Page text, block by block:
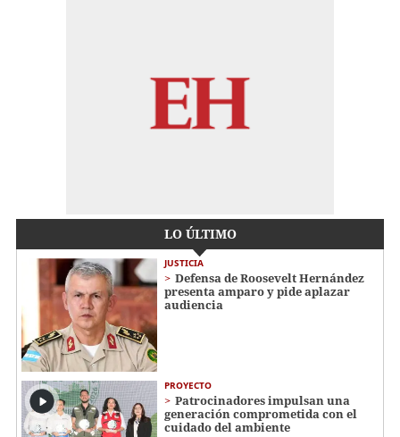
LO ÚLTIMO
JUSTICIA
Defensa de Roosevelt Hernández
presenta amparo y pide aplazar
audiencia
PROYECTO
Patrocinadores impulsan una
generación comprometida con el
cuidado del ambiente